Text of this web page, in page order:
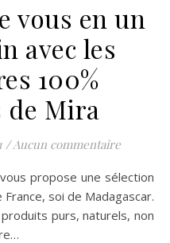
vous en un
avec les
100%
de Mira
/Aucun commentaire
soi de Madagascar.
purs, naturels, non